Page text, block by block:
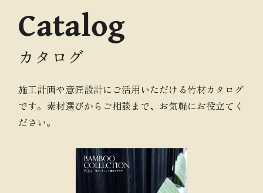
Catalog
カタログ
施工計画や意匠設計にご活用いただける竹材カタログ
です。素材選びからご相談まで、お気軽にお役立てく
ださい。